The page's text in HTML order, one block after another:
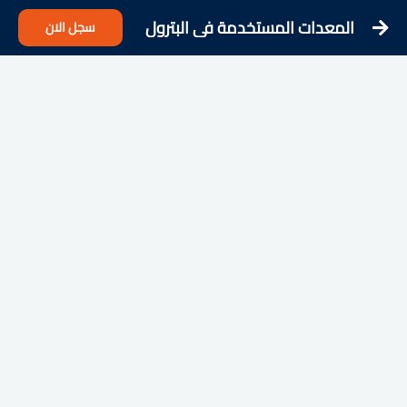
المعدات المستخدمة في البترول سجل الان